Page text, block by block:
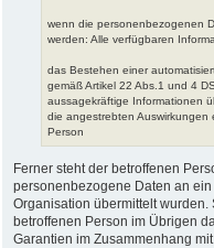
wenn die personenbezogenen
werden: Alle verfügbaren
das Bestehen einer
gemäß Artikel 22 Abs.1 und 4
aussagekräftige Informationen
die angestrebten Auswirkungen
Person
Ferner steht der betroffenen
personenbezogene Daten an
Organisation übermittelt wurden.
betroffenen Person im Übrigen
Garantien im Zusammenhang